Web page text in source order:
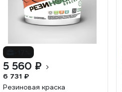
5 560 ₽
6 731 ₽
Резиновая краска